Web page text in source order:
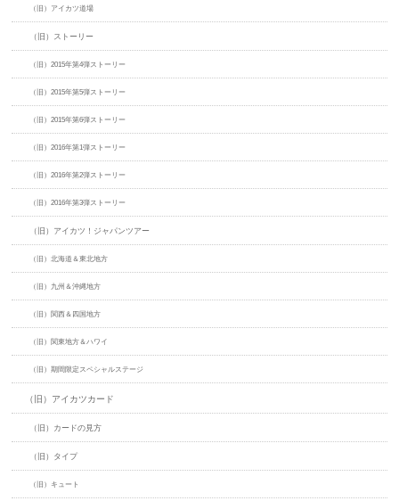
（旧）アイカツ道場
（旧）ストーリー
（旧）2015年第4弾ストーリー
（旧）2015年第5弾ストーリー
（旧）2015年第6弾ストーリー
（旧）2016年第1弾ストーリー
（旧）2016年第2弾ストーリー
（旧）2016年第3弾ストーリー
（旧）アイカツ！ジャパンツアー
（旧）北海道＆東北地方
（旧）九州＆沖縄地方
（旧）関西＆四国地方
（旧）関東地方＆ハワイ
（旧）期間限定スペシャルステージ
（旧）アイカツカード
（旧）カードの見方
（旧）タイプ
（旧）キュート